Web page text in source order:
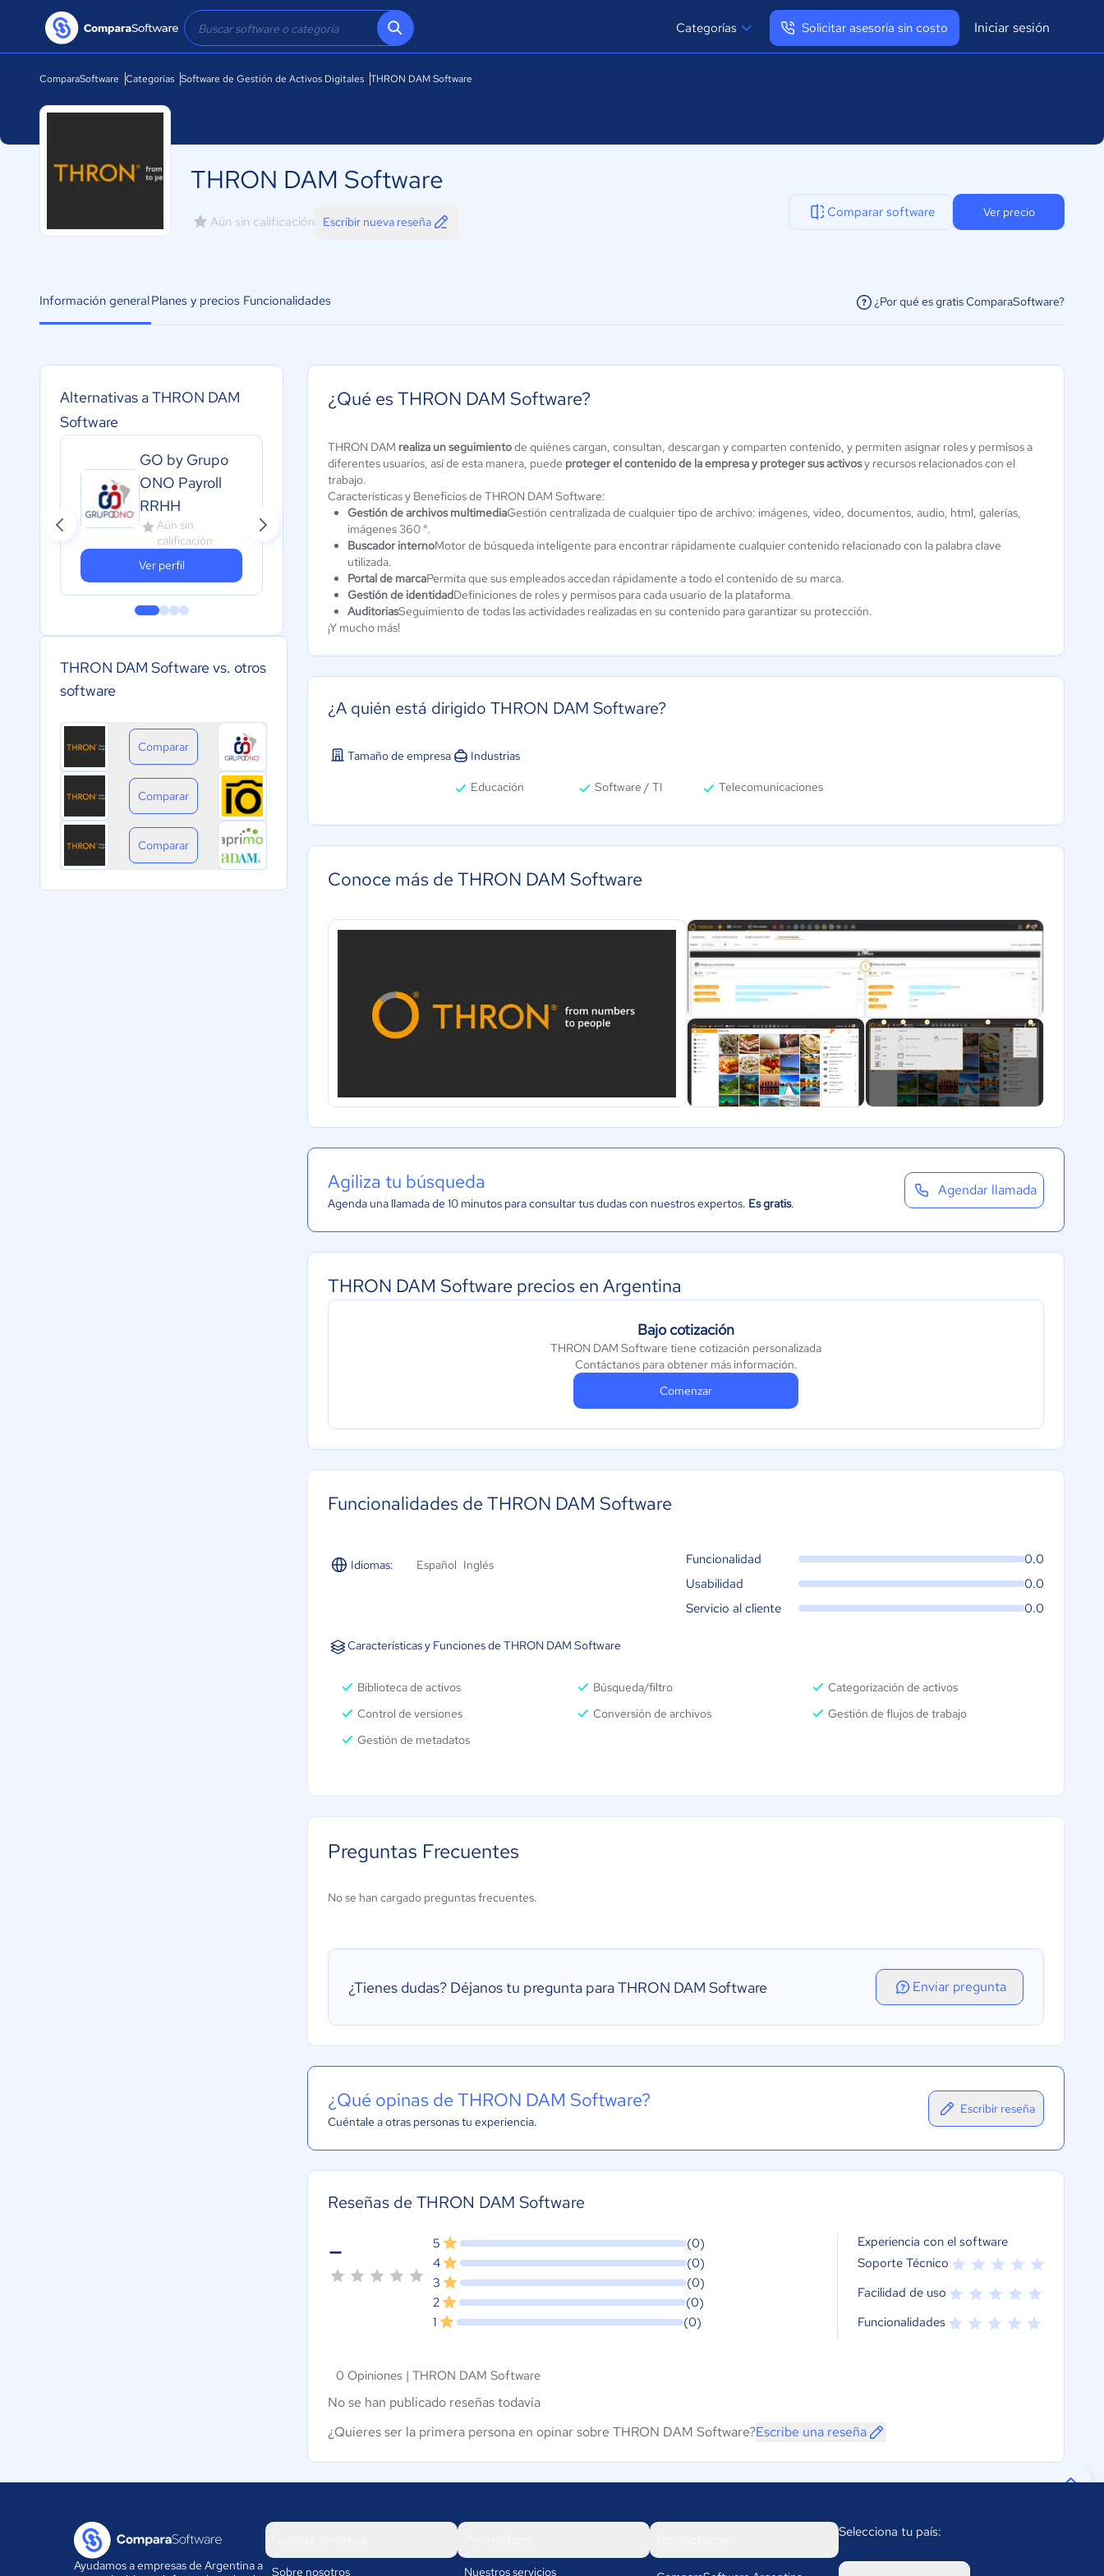
Categorías Solicitar asesoría sin costo Iniciar sesión
ComparaSoftware Categorías Software de Gestión de Activos Digitales THRON DAM Software
THRON DAM Software
Aún sin calificación Escribir nueva reseña
Comparar software Ver precio
Información generalPlanes y precios Funcionalidades ¿Por qué es gratis ComparaSoftware?
Alternativas a THRON DAM
Software
GO by Grupo
ONO Payroll
RRHH
Aún sin
calificación
Ver perfil
Pics.io DAM
Software
0 / 5
Aprimo DAM
Software
0 / 5
Mediabox-DAM
0 / 5
THRON DAM Software vs. otros
software
Comparar
Comparar
Comparar
¿Qué es THRON DAM Software?
THRON DAM realiza un seguimientode quiénes cargan, consultan, descargan y comparten contenido, y permiten asignar roles y permisos a
diferentes usuarios, así de esta manera, puede proteger el contenido de la empresa y proteger sus activosy recursos relacionados con el
trabajo.
Características y Beneficios de THRON DAM Software:
Gestión de archivos multimediaGestión centralizada de cualquier tipo de archivo: imágenes, video, documentos, audio, html, galerías,
imágenes 360 °.
Buscador internoMotor de búsqueda inteligente para encontrar rápidamente cualquier contenido relacionado con la palabra clave
utilizada.
Portal de marcaPermita que sus empleados accedan rápidamente a todo el contenido de su marca.
Gestión de identidadDefiniciones de roles y permisos para cada usuario de la plataforma.
AuditoriasSeguimiento de todas las actividades realizadas en su contenido para garantizar su protección.
¡Y mucho más!
¿A quién está dirigido THRON DAM Software?
Tamaño de empresa Industrias
Educación Software / TI Telecomunicaciones
Conoce más de THRON DAM Software
Agiliza tu búsqueda
Agenda una llamada de 10 minutos para consultar tus dudas con nuestros expertos. Es gratis.
Agendar llamada
THRON DAM Software precios en Argentina
Bajo cotización
THRON DAM Software tiene cotización personalizada
Contáctanos para obtener más información.
Comenzar
Funcionalidades de THRON DAM Software
Idiomas: Español Inglés Funcionalidad
0.0
Usabilidad
0.0
Servicio al cliente
0.0
Características y Funciones de THRON DAM Software
Biblioteca de activos Búsqueda/filtro
Categorización de activos
Control de versiones
Conversión de archivos
Gestión de flujos de trabajo
Gestión de metadatos
Preguntas Frecuentes
No se han cargado preguntas frecuentes.
¿Tienes dudas? Déjanos tu pregunta para THRON DAM Software Enviar pregunta
¿Qué opinas de THRON DAM Software?
Cuéntale a otras personas tu experiencia.
Escribir reseña
Reseñas de THRON DAM Software
- 5
(0)
4
(0)
3
(0)
2
(0)
1
(0)
Experiencia con el software
Soporte Técnico
Facilidad de uso
Funcionalidades
0 Opiniones | THRON DAM Software
No se han publicado reseñas todavía
¿Quieres ser la primera persona en opinar sobre THRON DAM Software?Escribe una reseña
Ayudamos a empresas de Argentina a
Sobre nosotros Nuestros servicios
Selecciona tu país: